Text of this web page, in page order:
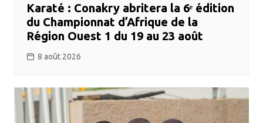
Karaté : Conakry abritera la 6ᵉ édition
du Championnat d’Afrique de la
Région Ouest 1 du 19 au 23 août
8 août 2026